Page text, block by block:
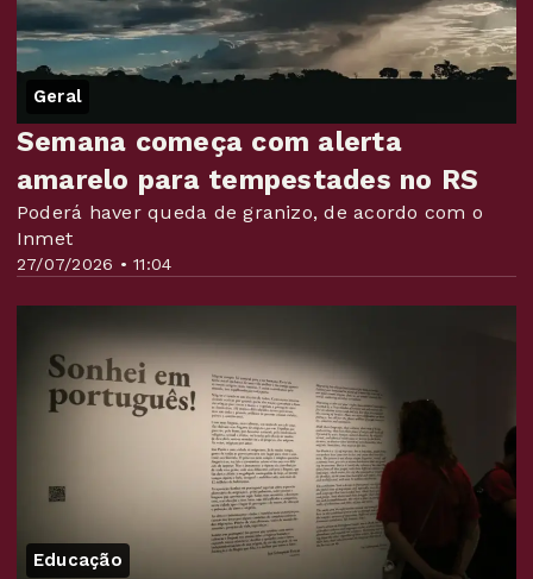
Geral
27/07/2026 • 11:04
Semana começa com alerta
amarelo para tempestades no RS
Poderá haver queda de granizo, de acordo com o
Inmet
Educação